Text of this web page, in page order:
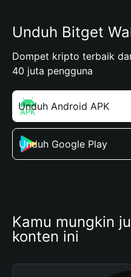
Unduh Bitget
Dompet kripto terbaik
40 juta pengguna
Unduh Android APK
Unduh Google Play
Kamu mungkin
konten ini